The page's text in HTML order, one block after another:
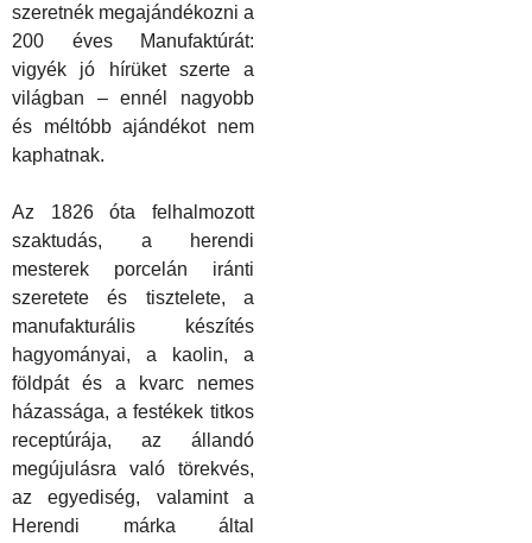
szeretnék megajándékozni a
200 éves Manufaktúrát:
vigyék jó hírüket szerte a
világban – ennél nagyobb
és méltóbb ajándékot nem
kaphatnak.
Az 1826 óta felhalmozott
szaktudás, a herendi
mesterek porcelán iránti
szeretete és tisztelete, a
manufakturális
készítés
hagyományai, a kaolin, a
földpát és a kvarc nemes
házassága, a festékek titkos
receptúrája, az állandó
megújulásra való törekvés,
az egyediség, valamint a
Herendi márka által